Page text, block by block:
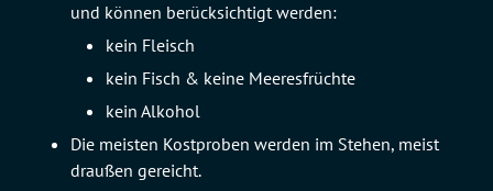
und können berücksichtigt werden:
kein Fleisch
kein Fisch & keine Meeresfrüchte
kein Alkohol
Die meisten Kostproben werden im Stehen, meist
draußen gereicht.